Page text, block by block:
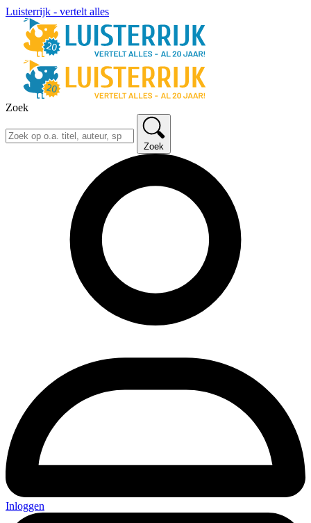
Luisterrijk - vertelt alles
Zoek
Zoek
Inloggen